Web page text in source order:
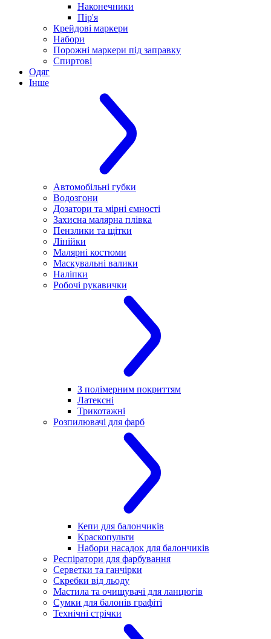
Наконечники
Пір'я
Крейдові маркери
Набори
Порожні маркери під заправку
Спиртові
Одяг
Інше
Автомобільні губки
Водозгони
Дозатори та мірні ємності
Захисна малярна плівка
Пензлики та щітки
Лінійки
Малярні костюми
Маскувальні валики
Наліпки
Робочі рукавички
З полімерним покриттям
Латексні
Трикотажні
Розпилювачі для фарб
Кепи для балончиків
Краскопульти
Набори насадок для балончиків
Респіратори для фарбування
Серветки та ганчірки
Скребки від льоду
Мастила та очищувачі для ланцюгів
Сумки для балонів графіті
Технічні стрічки